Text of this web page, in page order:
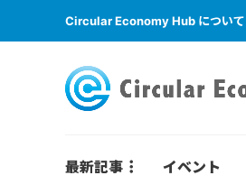
Circular Economy Hub について
最新記事 イベント